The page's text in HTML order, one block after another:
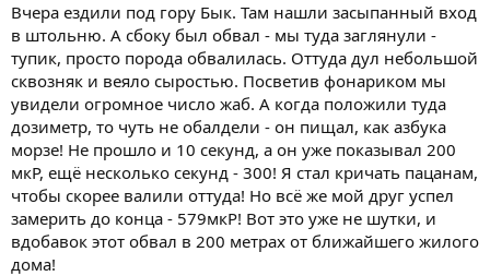
Вчера ездили под гору Бык. Там нашли засыпанный вход
в штольню. А сбоку был обвал - мы туда заглянули -
тупик, просто порода обвалилась. Оттуда дул небольшой
сквозняк и веяло сыростью. Посветив фонариком мы
увидели огромное число жаб. А когда положили туда
дозиметр, то чуть не обалдели - он пищал, как азбука
морзе! Не прошло и 10 секунд, а он уже показывал 200
мкР, ещё несколько секунд - 300! Я стал кричать пацанам,
чтобы скорее валили оттуда! Но всё же мой друг успел
замерить до конца - 579мкР! Вот это уже не шутки, и
вдобавок этот обвал в 200 метрах от ближайшего жилого
дома!